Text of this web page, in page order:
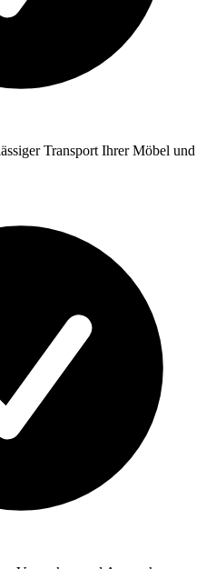
Transport Ihrer Möbel und